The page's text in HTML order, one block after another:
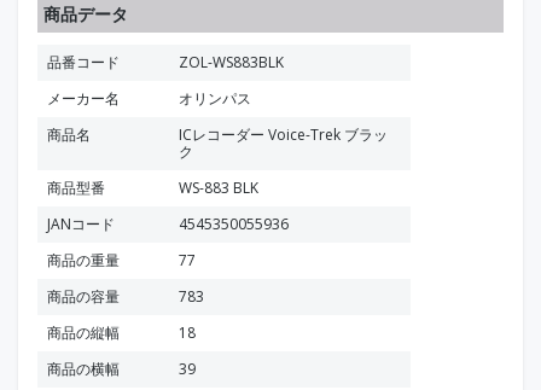
商品データ
品番コード
ZOL-WS883BLK
メーカー名
オリンパス
商品名
ICレコーダー Voice-Trek ブラッ
ク
商品型番
WS-883 BLK
JANコード
4545350055936
商品の重量
77
商品の容量
783
商品の縦幅
18
商品の横幅
39